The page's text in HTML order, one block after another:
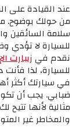
عند القيادة على
من حولك بوضوح.
سلامة السائقين
للسيارة لا
نقدم فيزيبارت
للسيارة، لذا
في سيارتك أكثر
ضبابي. يجب أن
مثالية لأنها
والمخاطر غير